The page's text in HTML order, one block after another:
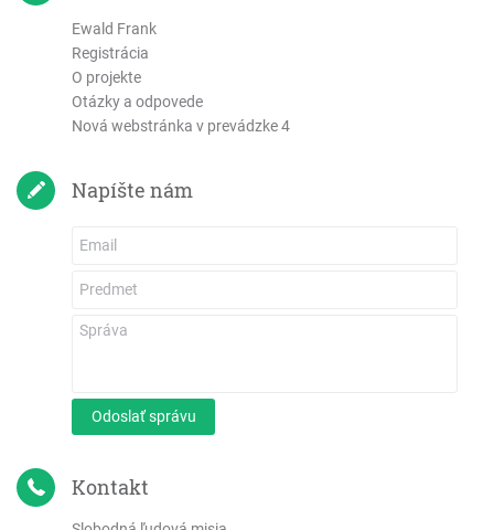
Ewald Frank
Registrácia
O projekte
Otázky a odpovede
Nová webstránka v prevádzke 4
Napíšte nám
Odoslať správu
Kontakt